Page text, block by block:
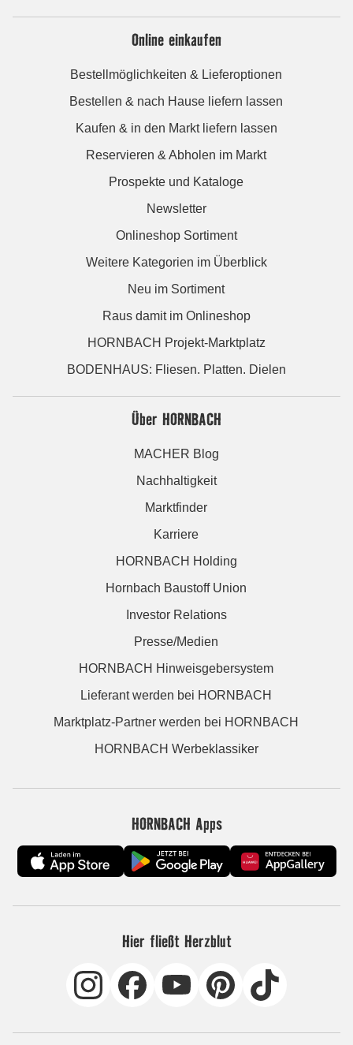
Online einkaufen
Bestellmöglichkeiten & Lieferoptionen
Bestellen & nach Hause liefern lassen
Kaufen & in den Markt liefern lassen
Reservieren & Abholen im Markt
Prospekte und Kataloge
Newsletter
Onlineshop Sortiment
Weitere Kategorien im Überblick
Neu im Sortiment
Raus damit im Onlineshop
HORNBACH Projekt-Marktplatz
BODENHAUS: Fliesen. Platten. Dielen
Über HORNBACH
MACHER Blog
Nachhaltigkeit
Marktfinder
Karriere
HORNBACH Holding
Hornbach Baustoff Union
Investor Relations
Presse/Medien
HORNBACH Hinweisgebersystem
Lieferant werden bei HORNBACH
Marktplatz-Partner werden bei HORNBACH
HORNBACH Werbeklassiker
HORNBACH Apps
Hier fließt Herzblut